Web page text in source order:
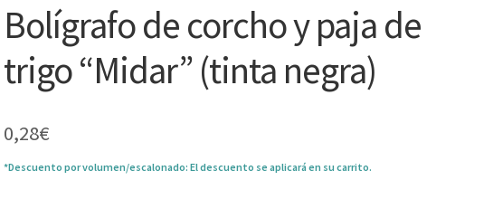
Bolígrafo de corcho y paja de
trigo “Midar” (tinta negra)
0,28€
*Descuento por volumen/escalonado: El descuento se aplicará en su carrito.